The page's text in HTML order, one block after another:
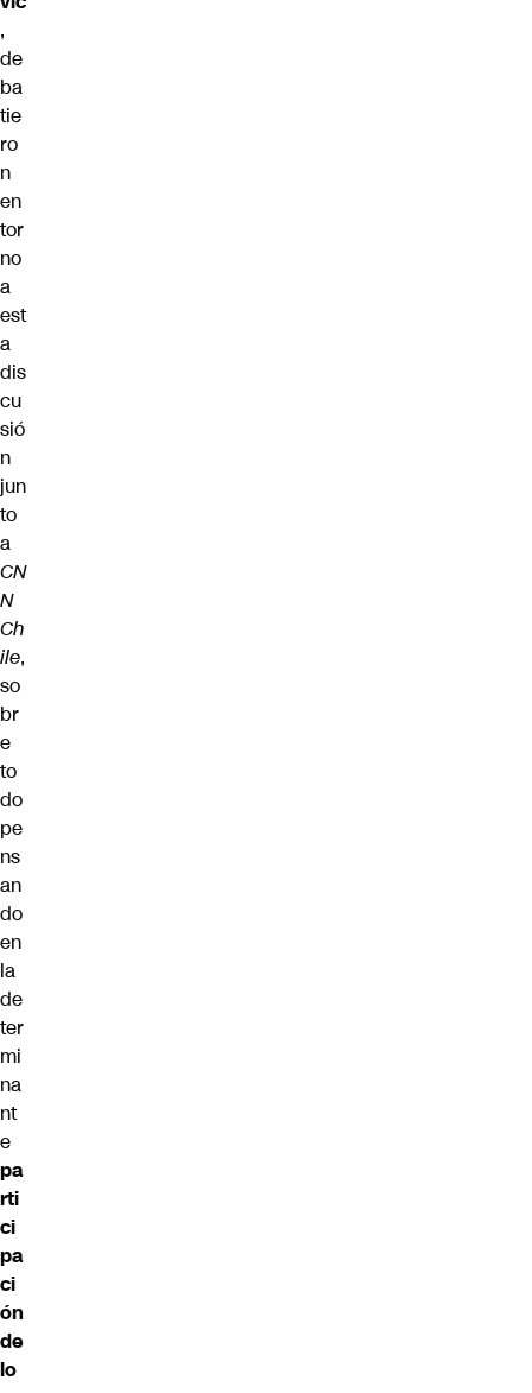
,
de
ba
tie
ro
n
en
tor
no
a
est
a
dis
cu
sió
n
jun
to
a
CN
N
Ch
ile,
so
br
e
to
do
pe
ns
an
do
en
la
de
ter
mi
na
nt
e
pa
rti
ci
pa
ci
ón
de
lo